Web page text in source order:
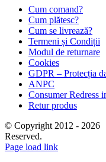
Cum comand?
Cum plătesc?
Cum se livrează?
Termeni și Condiții
Modul de returnare
Cookies
GDPR – Protecția
ANPC
Consumer Redress
Retur produs
© Copyright 2012 -
Reserved.
Page load link